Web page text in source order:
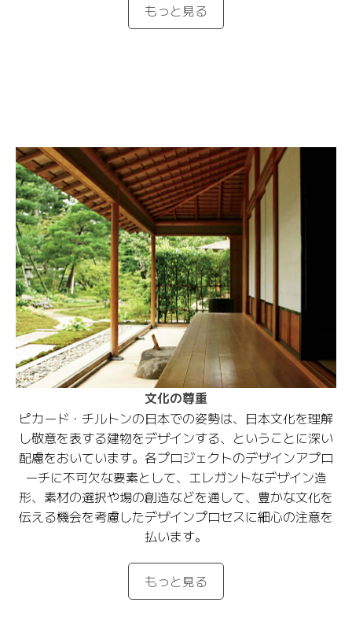
もっと見る
文化の尊重
ピカード・チルトンの日本での姿勢は、日本文化を理解
し敬意を表する建物をデザインする、ということに深い
配慮をおいています。各プロジェクトのデザインアプロ
ーチに不可欠な要素として、エレガントなデザイン造
形、素材の選択や場の創造などを通して、豊かな文化を
伝える機会を考慮したデザインプロセスに細心の注意を
払います。
もっと見る